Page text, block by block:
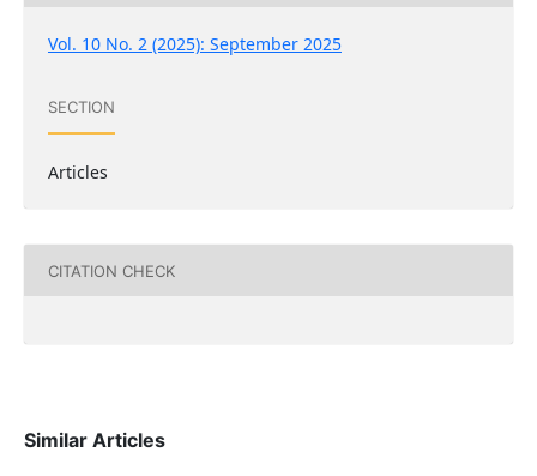
Vol. 10 No. 2 (2025): September 2025
SECTION
Articles
CITATION CHECK
Similar Articles